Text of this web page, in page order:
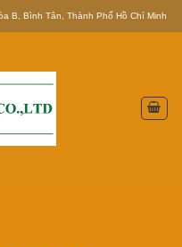
B, Bình Tân, Thành Phố Hồ Chí Minh